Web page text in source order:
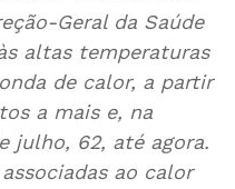
Geral da Saúde
altas temperaturas
de calor, a partir
a mais e, na
julho, 62, até agora.
ao calor